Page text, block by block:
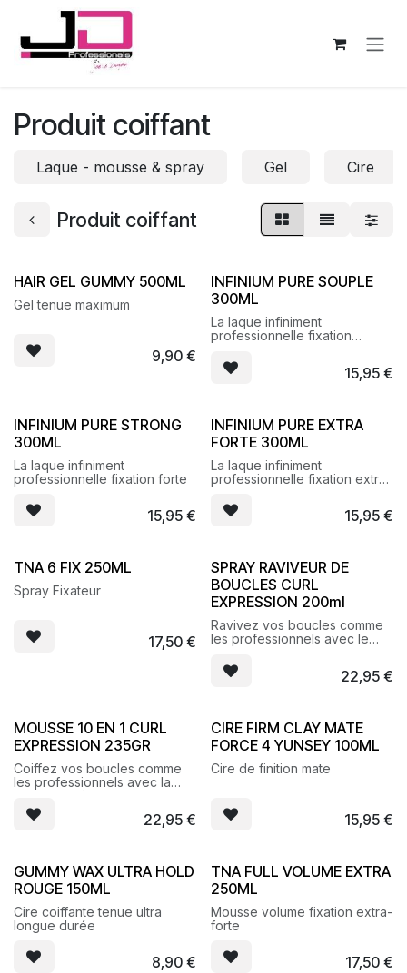
Se rendre au contenu
Produit coiffant
Laque - mousse & spray Gel Cire
Produit coiffant
HAIR GEL GUMMY 500ML
Gel tenue maximum
9,90€
INFINIUM PURE SOUPLE
300ML
La laque infiniment
professionnelle fixation
15,95€
INFINIUM PURE STRONG
300ML
La laque infiniment
professionnelle fixation forte
15,95€
INFINIUM PURE EXTRA
FORTE 300ML
La laque infiniment
professionnelle fixation extra
15,95€
TNA 6 FIX 250ML
Spray Fixateur
17,50€
SPRAY RAVIVEUR DE
BOUCLES CURL
EXPRESSION 200ml
Ravivez vos boucles comme
les professionnels avec le
boucles. Vos boucles seront
rebondies et sans frisottis
22,95€
MOUSSE 10 EN 1 CURL
EXPRESSION 235GR
Coiffez vos boucles comme
les professionnels avec la
en 1, elle hydrate et définit
instantanément les boucles.
22,95€
CIRE FIRM CLAY MATE
FORCE 4 YUNSEY 100ML
Cire de finition mate
15,95€
GUMMY WAX ULTRA HOLD
ROUGE 150ML
Cire coiffante tenue ultra
longue durée
8,90€
TNA FULL VOLUME EXTRA
250ML
Mousse volume fixation extra-
forte
17,50€